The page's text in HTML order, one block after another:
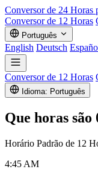
Conversor de 24 Horas
Conversor de 12 Horas
Português
English Deutsch
Conversor de 12 Horas
Idioma: Português
Que horas são
Horário Padrão de 12
4:45 AM